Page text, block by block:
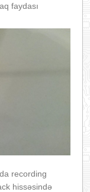
faydası
recording
hissəsində